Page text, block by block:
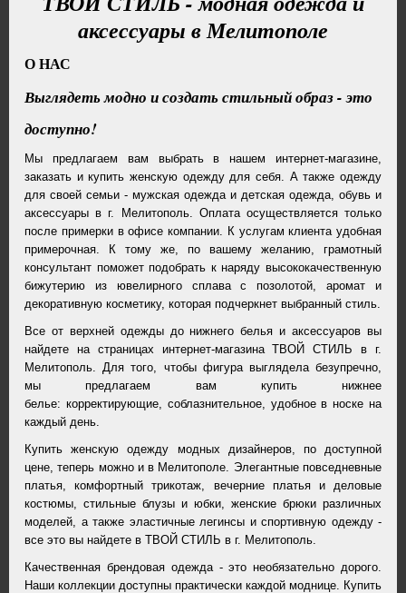
аксессуары в Мелитополе
О НАС
Выглядеть модно и создать стильный образ - это
доступно!
Мы предлагаем вам выбрать в нашем интернет-магазине,
заказать и купить женскую одежду для себя. А также одежду
для своей семьи - мужская одежда и детская одежда, обувь и
аксессуары в г. Мелитополь. Оплата осуществляется только
после примерки в офисе компании. К услугам клиента удобная
примерочная. К тому же, по вашему желанию, грамотный
консультант поможет подобрать к наряду высококачественную
бижутерию из ювелирного сплава с позолотой, аромат и
декоративную косметику, которая подчеркнет выбранный стиль.
Все от верхней одежды до нижнего белья и аксессуаров вы
найдете на страницах интернет-магазина ТВОЙ СТИЛЬ в г.
Мелитополь. Для того, чтобы фигура выглядела безупречно,
мы предлагаем вам купить нижнее
белье: корректирующие, соблазнительное, удобное в носке на
каждый день.
Купить женскую одежду модных дизайнеров, по доступной
цене, теперь можно и в Мелитополе. Элегантные повседневные
платья, комфортный трикотаж, вечерние платья и деловые
костюмы, стильные блузы и юбки, женские брюки различных
моделей, а также эластичные легинсы и спортивную одежду -
все это вы найдете в ТВОЙ СТИЛЬ в г. Мелитополь.
Качественная брендовая одежда - это необязательно дорого.
Наши коллекции доступны практически каждой моднице. Купить